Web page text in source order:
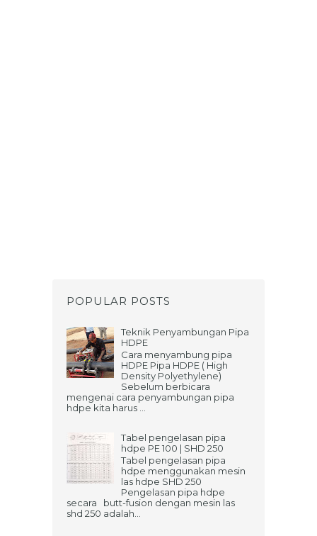
POPULAR POSTS
Teknik Penyambungan Pipa
HDPE
Cara menyambung pipa
HDPE Pipa HDPE ( High
Density Polyethylene)
Sebelum berbicara
mengenai cara penyambungan pipa
hdpe kita harus ...
Tabel pengelasan pipa
hdpe PE 100 | SHD 250
Tabel pengelasan pipa
hdpe menggunakan mesin
las hdpe SHD 250
Pengelasan pipa hdpe
secara butt-fusion dengan mesin las
shd 250 adalah...